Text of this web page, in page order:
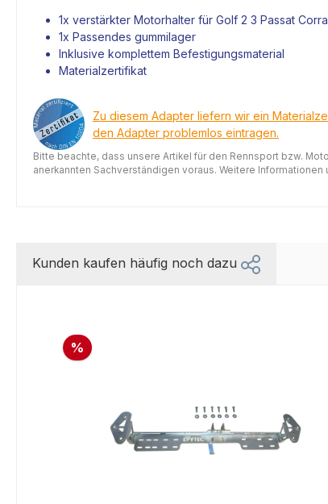
1x verstärkter Motorhalter für Golf 2 3 Passat
1x Passendes gummilager
Inklusive komplettem Befestigungsmaterial
Materialzertifikat
Zu diesem Adapter liefern wir ein
den Adapter problemlos eintragen.
Bitte beachte, dass unsere Artikel für den Rennsport bzw.
anerkannten Sachverständigen voraus. Weitere
Kunden kaufen häufig noch dazu
%